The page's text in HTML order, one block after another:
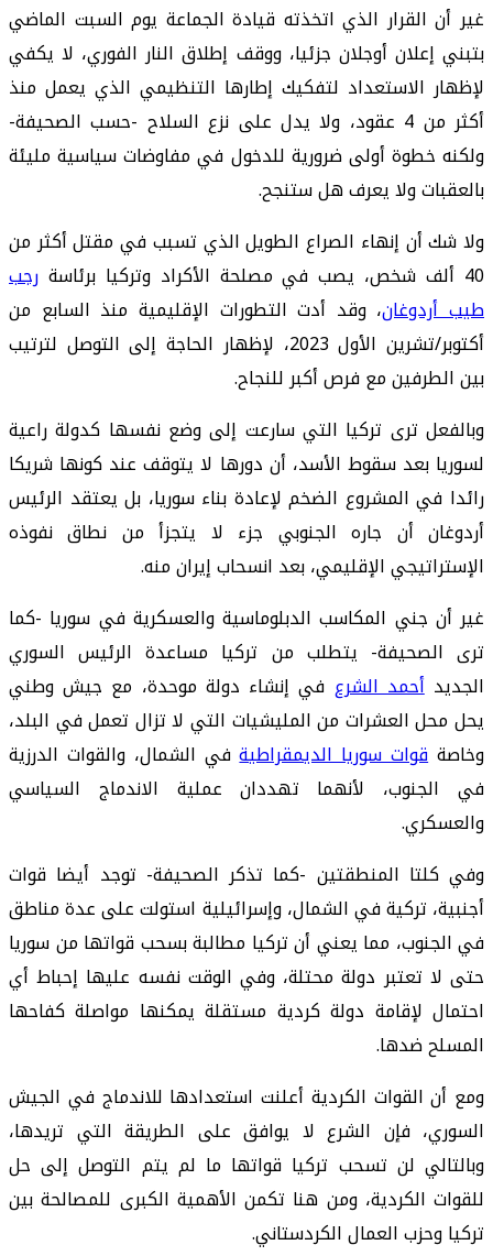
غير أن القرار الذي اتخذته قيادة الجماعة يوم السبت الماضي
بتبني إعلان أوجلان جزئيا، ووقف إطلاق النار الفوري، لا يكفي
لإظهار الاستعداد لتفكيك إطارها التنظيمي الذي يعمل منذ
أكثر من 4 عقود، ولا يدل على نزع السلاح -حسب الصحيفة-
ولكنه خطوة أولى ضرورية للدخول في مفاوضات سياسية مليئة
بالعقبات ولا يعرف هل ستنجح.
ولا شك أن إنهاء الصراع الطويل الذي تسبب في مقتل أكثر من
40 ألف شخص، يصب في مصلحة الأكراد وتركيا برئاسة
رجب
طيب أردوغان، وقد أدت التطورات الإقليمية منذ السابع من
أكتوبر/تشرين الأول 2023، لإظهار الحاجة إلى التوصل لترتيب
بين الطرفين مع فرص أكبر للنجاح.
وبالفعل ترى تركيا التي سارعت إلى وضع نفسها كدولة راعية
لسوريا بعد سقوط الأسد، أن دورها لا يتوقف عند كونها شريكا
رائدا في المشروع الضخم لإعادة بناء سوريا، بل يعتقد الرئيس
أردوغان أن جاره الجنوبي جزء لا يتجزأ من نطاق نفوذه
الإستراتيجي الإقليمي، بعد انسحاب إيران منه.
غير أن جني المكاسب الدبلوماسية والعسكرية في سوريا -كما
ترى الصحيفة- يتطلب من تركيا مساعدة الرئيس السوري
الجديدأحمد الشرع في إنشاء دولة موحدة، مع جيش وطني
يحل محل العشرات من المليشيات التي لا تزال تعمل في البلد،
وخاصةقوات سوريا الديمقراطيةفي الشمال، والقوات الدرزية
في الجنوب، لأنهما تهددان عملية الاندماج السياسي
والعسكري.
وفي كلتا المنطقتين -كما تذكر الصحيفة- توجد أيضا قوات
أجنبية، تركية في الشمال، وإسرائيلية استولت على عدة مناطق
في الجنوب، مما يعني أن تركيا مطالبة بسحب قواتها من سوريا
حتى لا تعتبر دولة محتلة، وفي الوقت نفسه عليها إحباط أي
احتمال لإقامة دولة كردية مستقلة يمكنها مواصلة كفاحها
المسلح ضدها.
ومع أن القوات الكردية أعلنت استعدادها للاندماج في الجيش
السوري، فإن الشرع لا يوافق على الطريقة التي تريدها،
وبالتالي لن تسحب تركيا قواتها ما لم يتم التوصل إلى حل
للقوات الكردية، ومن هنا تكمن الأهمية الكبرى للمصالحة بين
تركيا وحزب العمال الكردستاني.